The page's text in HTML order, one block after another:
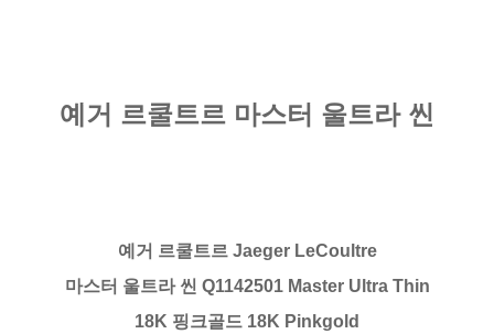
예거 르쿨트르 마스터 울트라 씬
예거 르쿨트르 Jaeger LeCoultre
마스터 울트라 씬 Q1142501 Master Ultra Thin
18K 핑크골드 18K Pinkgold